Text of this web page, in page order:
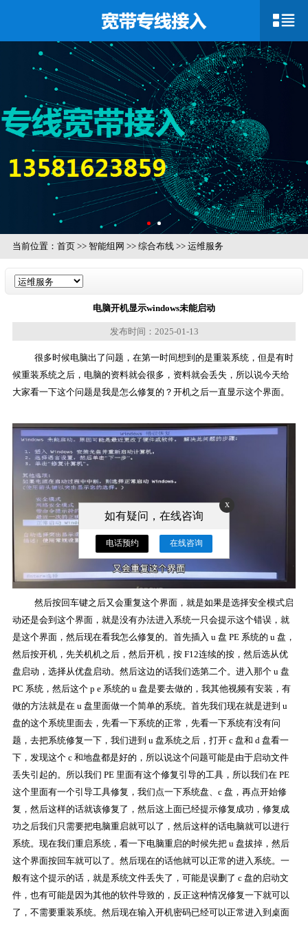
当前位置： 首页>> 智能组网 >> 综合布线>> 运维服务
电脑开机显示windows未能启动
发布时间：2025-01-13
很多时候电脑出了问题，在第一时间想到的是重装系统，但是有时
候重装系统之后，电脑的资料就会很多，资料就会丢失，所以说今天给
大家看一下这个问题是我是怎么修复的？开机之后一直显示这个界面。
然后按回车键之后又会重复这个界面，就是如果是选择安全模式启
动还是会到这个界面，就是没有办法进入系统一只会提示这个错误，就
是这个界面，然后现在看我怎么修复的。首先插入 u 盘 PE 系统的 u 盘，
然后按开机，先关机机之后，然后开机，按 F12连续的按，然后选从优
盘启动，选择从优盘启动。然后这边的话我们选第二个。进入那个 u 盘
PC 系统，然后这个 p e 系统的 u 盘是要去做的，我其他视频有安装，有
做的方法就是在 u 盘里面做一个简单的系统。首先我们现在就是进到 u
盘的这个系统里面去，先看一下系统的正常，先看一下系统有没有问
题，去把系统修复一下，我们进到 u 盘系统之后，打开 c 盘和 d 盘看一
下，发现这个 c 和地盘都是好的，所以说这个问题可能是由于启动文件
丢失引起的。所以我们 PE 里面有这个修复引导的工具，所以我们在 PE
这个里面有一个引导工具修复，我们点一下系统盘、c 盘，再点开始修
复，然后这样的话就该修复了，然后这上面已经提示修复成功，修复成
功之后我们只需要把电脑重启就可以了，然后这样的话电脑就可以进行
系统。现在我们重启系统，看一下电脑重启的时候先把 u 盘拔掉，然后
这个界面按回车就可以了。然后现在的话他就可以正常的进入系统。一
般有这个提示的话，就是系统文件丢失了，可能是误删了 c 盘的启动文
件，也有可能是因为其他的软件导致的，反正这种情况修复一下就可以
了，不需要重装系统。然后现在输入开机密码已经可以正常进入到桌面
x
如有疑问，在线咨询
电话预约 在线咨询